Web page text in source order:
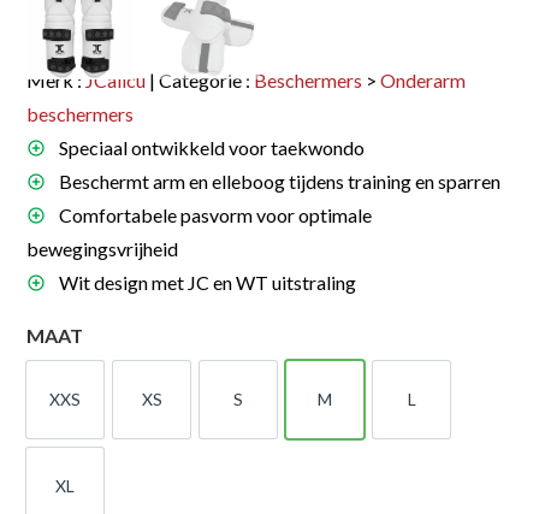
Merk :JCalicu | Categorie : Beschermers >Onderarm
beschermers
Speciaal ontwikkeld voor taekwondo
Beschermt arm en elleboog tijdens training en sparren
Comfortabele pasvorm voor optimale
bewegingsvrijheid
Wit design met JC en WT uitstraling
MAAT
XXS
XXS
XS
XS
S
S
M
M
L
L
XL
XL